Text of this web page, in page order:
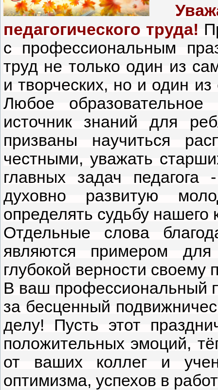
педагогического труда!
с профессиональным
труд не только один из
и творческих, но и один
Любое
источник знаний для
призваны научиться
честными, уважать
главных задач
духовно развитую
определять судьбу нашего
Отдельные слова
являются примером
глубокой верности своему
В ваш профессиональный
за бесценный
делу! Пусть этот
положительных эмоций,
от ваших коллег и
оптимизма, успехов в